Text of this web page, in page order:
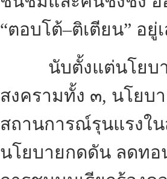
“ตอบโต้–ติเตียน” อยู่
นับตั้งแต่นโยบาย
สงครามทั้ง ๓, นโยบ
สถานการณ์รุนแรงใ
นโยบายกดดัน ลดทอ